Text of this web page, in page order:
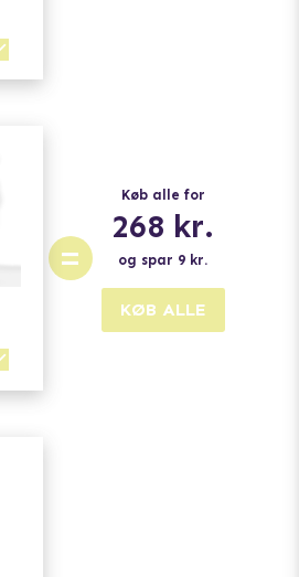
=
Køb alle for
268 kr.
og spar 9 kr.
KØB ALLE